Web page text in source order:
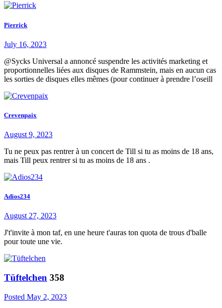
Pierrick
July 16, 2023
@Sycks Universal a annoncé suspendre les activités marketing et
proportionnelles liées aux disques de Rammstein, mais en aucun cas
les sorties de disques elles mêmes (pour continuer à prendre l’oseill
Crevenpaix
August 9, 2023
Tu ne peux pas rentrer à un concert de Till si tu as moins de 18 ans,
mais Till peux rentrer si tu as moins de 18 ans .
Adios234
August 27, 2023
J't'invite à mon taf, en une heure t'auras ton quota de trous d'balle
pour toute une vie.
Tüftelchen 358
Posted May 2, 2023